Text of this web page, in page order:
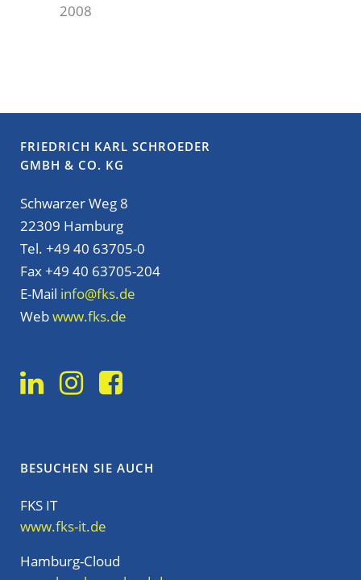
2008
FRIEDRICH KARL SCHROEDER
GMBH & CO. KG
Schwarzer Weg 8
22309 Hamburg
Tel. +49 40 63705-0
Fax +49 40 63705-204
E-Mail info@fks.de
Webwww.fks.de
BESUCHEN SIE AUCH
FKS IT
www.fks-it.de
Hamburg-Cloud